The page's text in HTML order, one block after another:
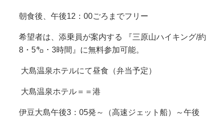
朝食後、午後12：00ごろまでフリー
希望者は、添乗員が案内する 『三原山ハイキング/約
8・5㌔・3時間』に無料参加可能。
大島温泉ホテルにて昼食（弁当予定）
大島温泉ホテル＝＝港
伊豆大島午後3：05発～（高速ジェット船）～午後